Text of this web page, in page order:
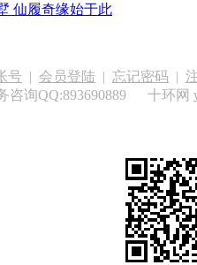
仙履奇缘始于此
号 | 会员登陆 | 忘记密码 |
咨询QQ:893690889 十环网